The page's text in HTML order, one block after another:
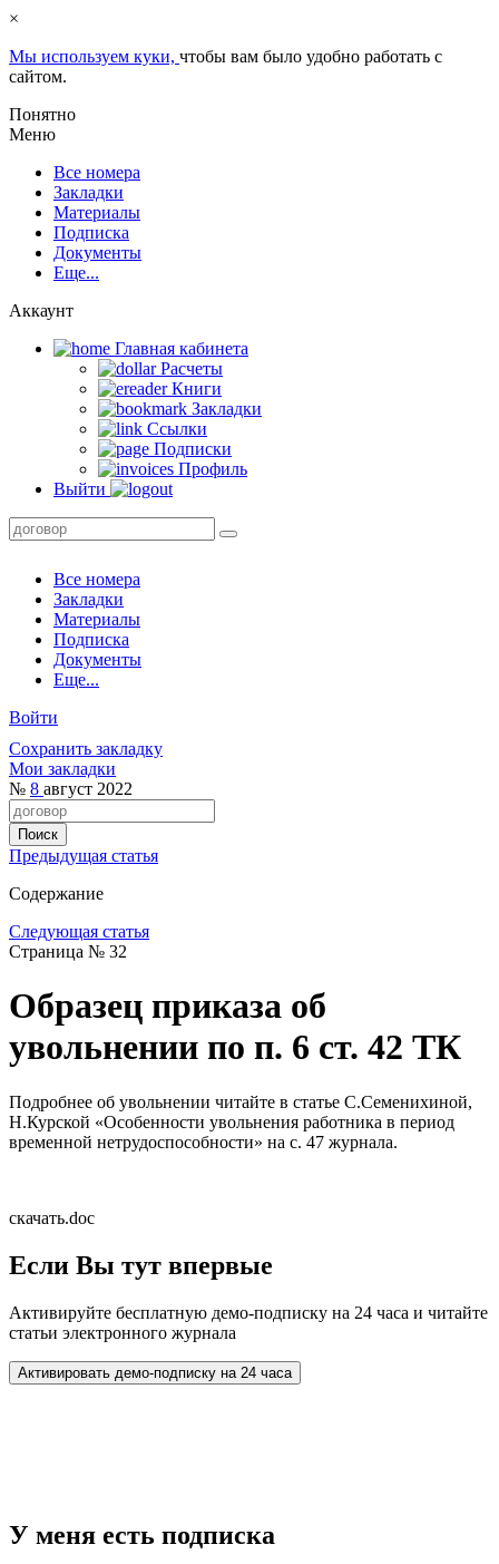
×
Мы используем куки, чтобы вам было удобно работать с
сайтом.
Понятно
Меню
Все номера
Закладки
Материалы
Подписка
Документы
Еще...
Аккаунт
Главная кабинета
Расчеты
Книги
Закладки
Ссылки
Подписки
Профиль
Выйти
Все номера
Закладки
Материалы
Подписка
Документы
Еще...
Войти
Сохранить закладку
Мои закладки
№ 8 август 2022
Предыдущая статья
Содержание
Следующая статья
Страница № 32
Образец приказа об
увольнении по п. 6 ст. 42 ТК
Подробнее об увольнении читайте в статье С.Семенихиной,
Н.Курской «Особенности увольнения работника в период
временной нетрудоспособности» на с. 47 журнала.
скачать.doc
Если Вы тут впервые
Активируйте бесплатную демо-подписку на 24 часа и читайте
статьи электронного журнала
У меня есть подписка